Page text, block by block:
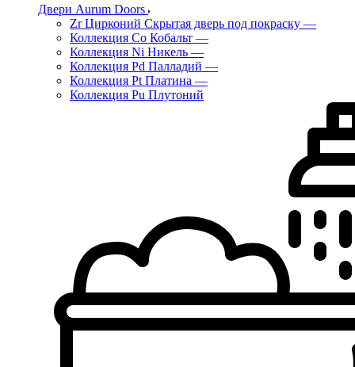
Двери Aurum Doors
Zr Цирконий Скрытая дверь под покраску —
Коллекция Co Кобальт —
Коллекция Ni Никель —
Коллекция Pd Палладий —
Коллекция Pt Платина —
Коллекция Pu Плутоний